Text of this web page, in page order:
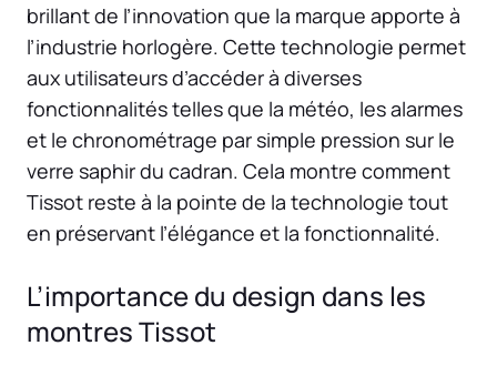
brillant de l’innovation que la marque apporte à
l’industrie horlogère. Cette technologie permet
aux utilisateurs d’accéder à diverses
fonctionnalités telles que la météo, les alarmes
et le chronométrage par simple pression sur le
verre saphir du cadran. Cela montre comment
Tissot reste à la pointe de la technologie tout
en préservant l’élégance et la fonctionnalité.
L’importance du design dans les
montres Tissot